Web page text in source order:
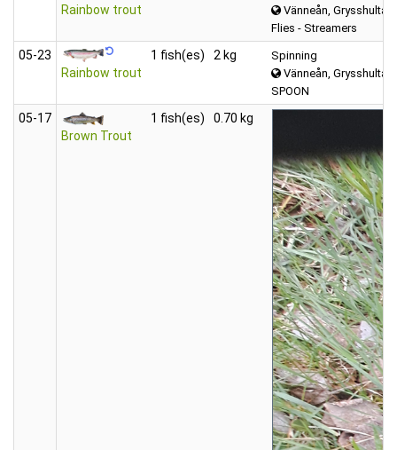
Rainbow trout
Vänneån,
Flies - Streamers
05‑23
Rainbow trout
1 fish(es) 2 kg
Spinning
Vänneån,
SPOON
05‑17
Brown Trout
1 fish(es) 0.70 kg